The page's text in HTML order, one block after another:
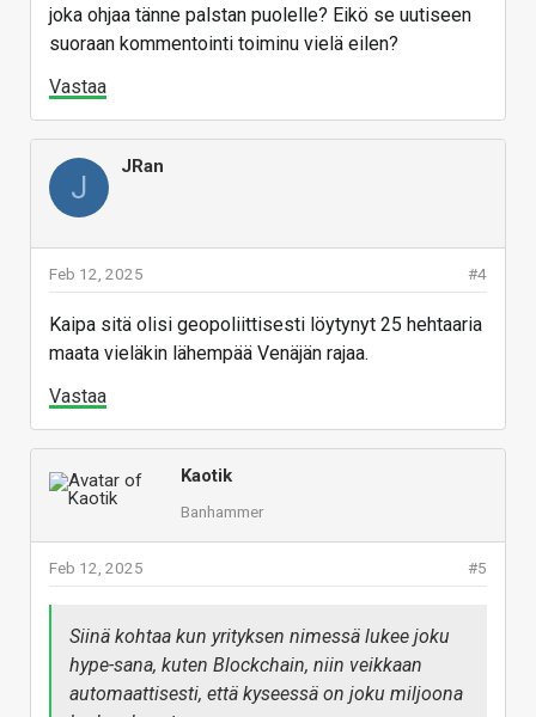
joka ohjaa tänne palstan puolelle? Eikö se uutiseen
suoraan kommentointi toiminu vielä eilen?
Vastaa
J
JRan
#4
Feb 12, 2025
Kaipa sitä olisi geopoliittisesti löytynyt 25 hehtaaria
maata vieläkin lähempää Venäjän rajaa.
Vastaa
Kaotik
Banhammer
#5
Feb 12, 2025
Siinä kohtaa kun yrityksen nimessä lukee joku
hype-sana, kuten Blockchain, niin veikkaan
automaattisesti, että kyseessä on joku miljoona